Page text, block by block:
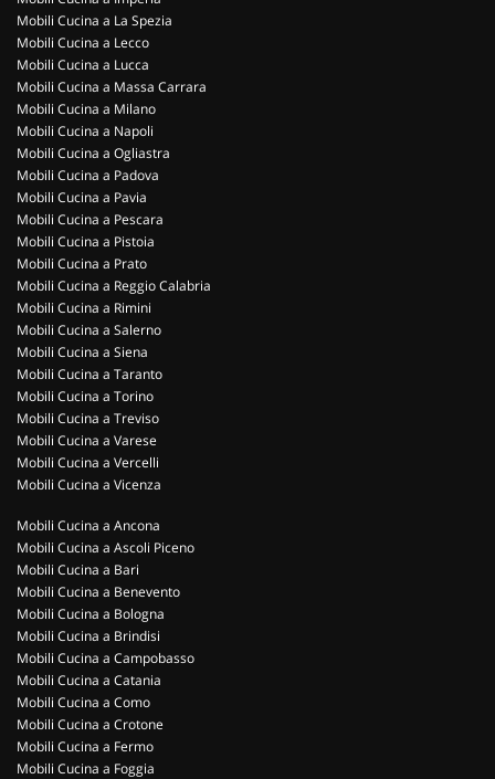
Mobili Cucina a La Spezia
Mobili Cucina a Lecco
Mobili Cucina a Lucca
Mobili Cucina a Massa Carrara
Mobili Cucina a Milano
Mobili Cucina a Napoli
Mobili Cucina a Ogliastra
Mobili Cucina a Padova
Mobili Cucina a Pavia
Mobili Cucina a Pescara
Mobili Cucina a Pistoia
Mobili Cucina a Prato
Mobili Cucina a Reggio Calabria
Mobili Cucina a Rimini
Mobili Cucina a Salerno
Mobili Cucina a Siena
Mobili Cucina a Taranto
Mobili Cucina a Torino
Mobili Cucina a Treviso
Mobili Cucina a Varese
Mobili Cucina a Vercelli
Mobili Cucina a Vicenza
Mobili Cucina a Ancona
Mobili Cucina a Ascoli Piceno
Mobili Cucina a Bari
Mobili Cucina a Benevento
Mobili Cucina a Bologna
Mobili Cucina a Brindisi
Mobili Cucina a Campobasso
Mobili Cucina a Catania
Mobili Cucina a Como
Mobili Cucina a Crotone
Mobili Cucina a Fermo
Mobili Cucina a Foggia